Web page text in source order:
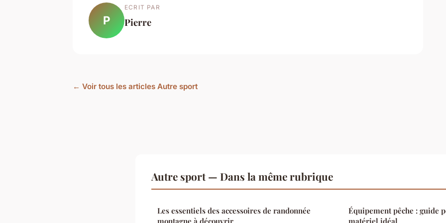
P
ECRIT PAR
Pierre
← Voir tous les articles Autre sport
Autre sport — Dans la même rubrique
Les essentiels des accessoires de randonnée
montagne à découvrir
Équipement pêche : guide
matériel idéal